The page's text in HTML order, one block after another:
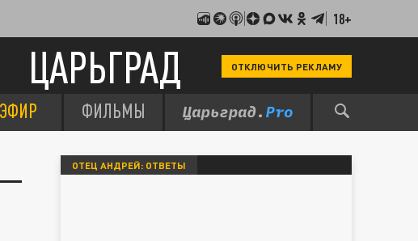
18+
ЦАРЬГРАД ОТКЛЮЧИТЬ РЕКЛАМУ
ЭФИР ФИЛЬМЫ
ОТЕЦ АНДРЕЙ: ОТВЕТЫ